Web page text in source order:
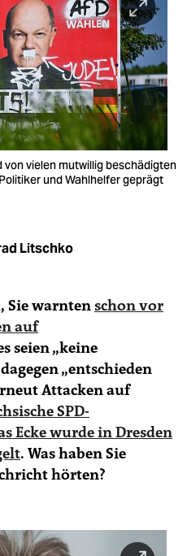
von vielen mutwillig beschädigten
und Wahlhelfer geprägt
Litschko
Sie warntenschon vor
auf
seien „keine
„entschieden
Attacken auf
SPD-
Ecke wurde in Dresden
. Was haben Sie
hörten?